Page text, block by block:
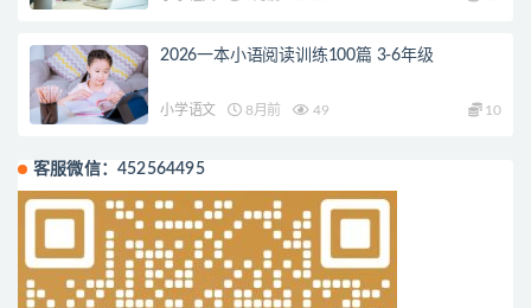
2026一本小语阅读训练100篇 3-6年级
小学语文 8月前 49 10
客服微信：452564495